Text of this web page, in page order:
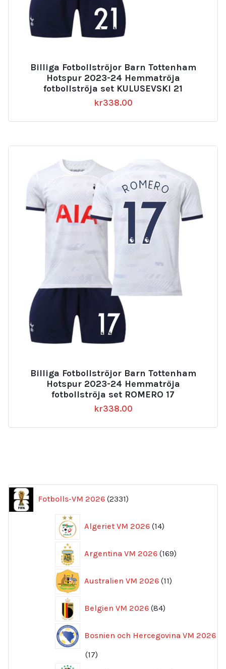
Billiga Fotbollströjor Barn Tottenham
Hotspur 2023-24 Hemmatröja
fotbollströja set KULUSEVSKI 21
kr338.00
Billiga Fotbollströjor Barn Tottenham
Hotspur 2023-24 Hemmatröja
fotbollströja set ROMERO 17
kr338.00
Fotbolls-VM 2026 2331
produkter
Algeriet VM 2026 14
produkter
Argentina VM 2026 169
produkter
Australien VM 2026 11
produkter
Belgien VM 2026 84
produkter
Bosnien och Hercegovina VM 2026
1717